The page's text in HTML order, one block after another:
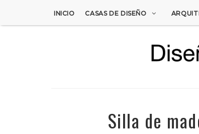
INICIO CASAS DE DISEÑO
Silla de